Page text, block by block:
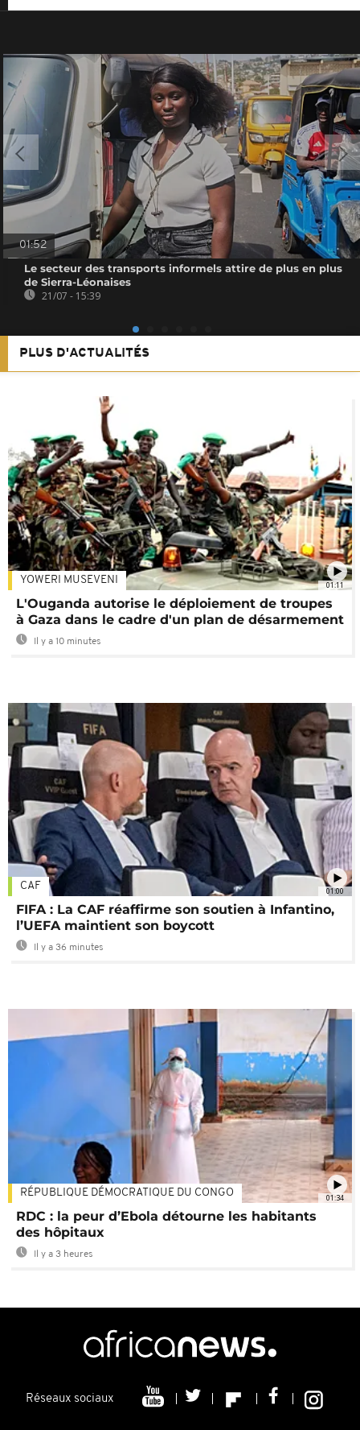
01:52
Le secteur des transports informels attire de plus en plus
de Sierra-Léonaises
21/07 - 15:39
PLUS D'ACTUALITÉS
01:11
YOWERI MUSEVENI
L'Ouganda autorise le déploiement de troupes
à Gaza dans le cadre d'un plan de désarmement
Il y a 10 minutes
01:00
CAF
FIFA : La CAF réaffirme son soutien à Infantino,
l’UEFA maintient son boycott
Il y a 36 minutes
01:34
RÉPUBLIQUE DÉMOCRATIQUE DU CONGO
RDC : la peur d’Ebola détourne les habitants
des hôpitaux
Il y a 3 heures
Réseaux sociaux